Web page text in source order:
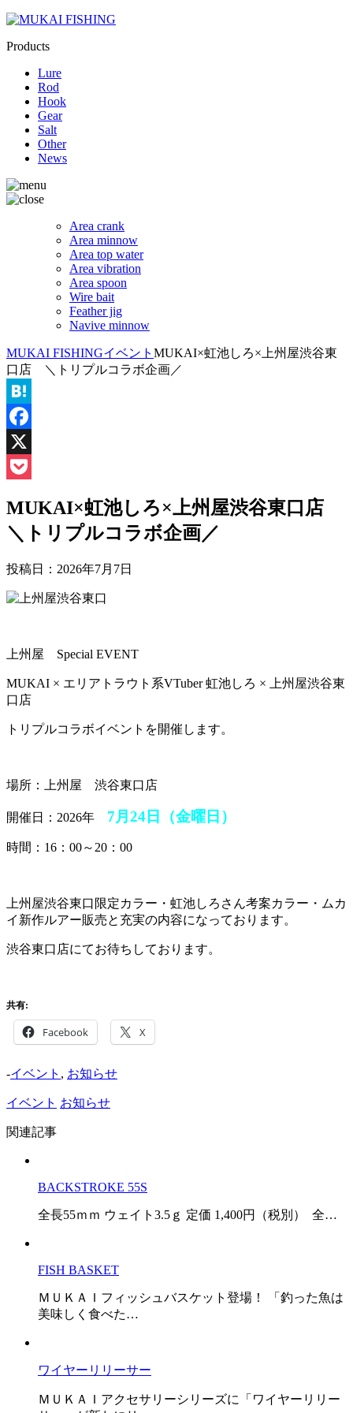
Products
Lure
Rod
Hook
Gear
Salt
Other
News
Area crank
Area minnow
Area top water
Area vibration
Area spoon
Wire bait
Feather jig
Navive minnow
MUKAI FISHINGイベント MUKAI×虹池しろ×上州屋渋谷東
口店 ＼トリプルコラボ企画／
Hatena
Facebook
X
MUKAI×虹池しろ×上州屋渋谷東口店
＼トリプルコラボ企画／
投稿日： 2026年7月7日
上州屋 Special EVENT
MUKAI × エリアトラウト系VTuber 虹池しろ × 上州屋渋谷東
口店
トリプルコラボイベントを開催します。
場所：上州屋 渋谷東口店
開催日：2026年 7月24日（金曜日）
時間：16：00～20：00
上州屋渋谷東口限定カラー・虹池しろさん考案カラー・ムカ
イ新作ルアー販売と充実の内容になっております。
渋谷東口店にてお待ちしております。
共有:
Facebook X
-イベント , お知らせ
イベント お知らせ
関連記事
BACKSTROKE 55S
全長55ｍｍ ウェイト3.5ｇ 定価 1,400円（税別） 全…
FISH BASKET
ＭＵＫＡＩフィッシュバスケット登場！ 「釣った魚は
美味しく食べた…
ワイヤーリリーサー
ＭＵＫＡＩアクセサリーシリーズに「ワイヤーリリー